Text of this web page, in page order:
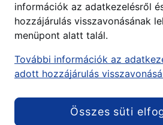
információk az adatkezelésről
hozzájárulás visszavonásának
menüpont alatt talál.
További információk az
adott hozzájárulás
Összes süti